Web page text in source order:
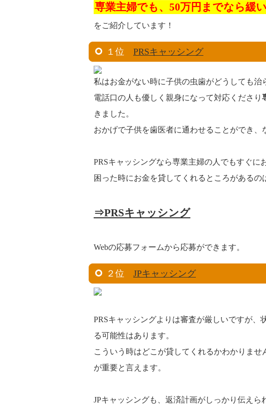
専業主婦でも、50万円までなら緩
をご紹介しています！
１位 PRSキャッシング
私はお金がない時に子供の虫歯がどうしても治
電話口の人も優しく親身になって対応くださり
きました。
おかげで子供を歯医者に通わせることができ、
PRSキャッシングなら専業主婦の人でもすぐに
困った時にお金を貸してくれるところがあるの
⇒PRSキャッシング
Webの応募フォームから応募ができます。
２位 JPキャッシング
PRSキャッシングよりは審査が厳しいですが、
る可能性はあります。
こういう時はどこが貸してくれるかわかりま
が重要と言えます。
JPキャッシングも、返済計画がしっかり伝えら